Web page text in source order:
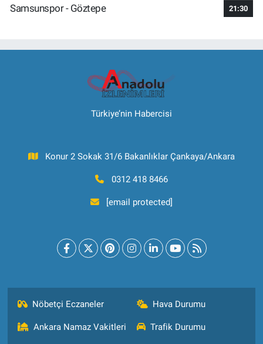
Samsunspor - Göztepe
21:30
Türkiye’nin Habercisi
Konur 2 Sokak 31/6 Bakanlıklar Çankaya/Ankara
0312 418 8466
[email protected]
Nöbetçi Eczaneler Hava Durumu
Ankara Namaz Vakitleri Trafik Durumu